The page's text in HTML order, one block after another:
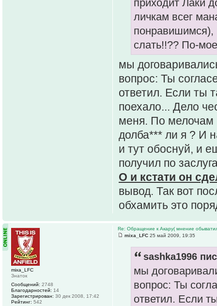
приходит Лаки
личкам всег
понравишимся),
слать!!?? По-
мы
вопрос: Ты
ответил. Если ты
поехало... Дело
меня. По мелочам
долба*** ли я ? И
и тут обоснуй, и
получил по
О и кстати он
вывод. Так вот
обхамить это
Re: Обращение к Акару( мнение
mixa_LFC 25 май 2009, 19:35
sashka1996
мы
вопрос: Ты
ответил. Если
mixa_LFC
Знаток
Сообщений: 2748
Благодарностей: 14
Зарегистрирован: 30 дек 2008, 17:42
Рейтинг: 542